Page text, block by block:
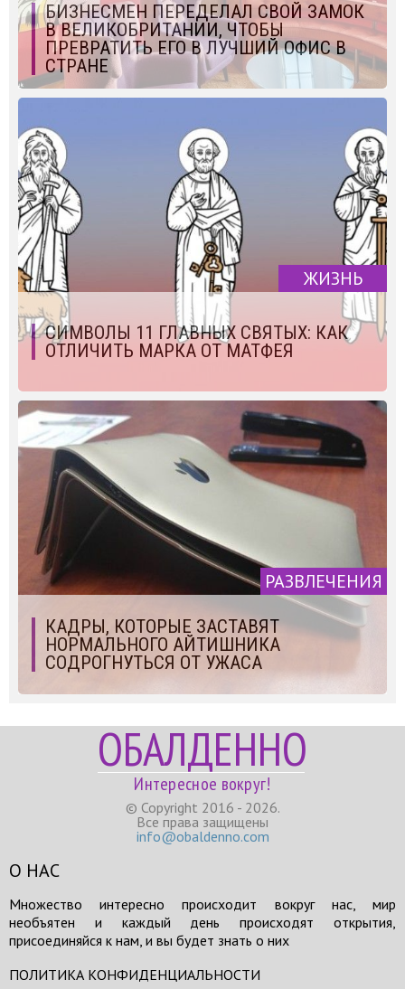
БИЗНЕСМЕН ПЕРЕДЕЛАЛ СВОЙ ЗАМОК
В ВЕЛИКОБРИТАНИИ, ЧТОБЫ
ПРЕВРАТИТЬ ЕГО В ЛУЧШИЙ ОФИС В
СТРАНЕ
ЖИЗНЬ
СИМВОЛЫ 11 ГЛАВНЫХ СВЯТЫХ: КАК
ОТЛИЧИТЬ МАРКА ОТ МАТФЕЯ
РАЗВЛЕЧЕНИЯ
КАДРЫ, КОТОРЫЕ ЗАСТАВЯТ
НОРМАЛЬНОГО АЙТИШНИКА
СОДРОГНУТЬСЯ ОТ УЖАСА
ОБАЛДЕННО
Интересное вокруг!
© Copyright 2016 - 2026.
Все права защищены
info@obaldenno.com
О НАС
Множество интересно происходит вокруг нас, мир
необъятен и каждый день происходят открытия,
присоединяйся к нам, и вы будет знать о них
ПОЛИТИКА КОНФИДЕНЦИАЛЬНОСТИ